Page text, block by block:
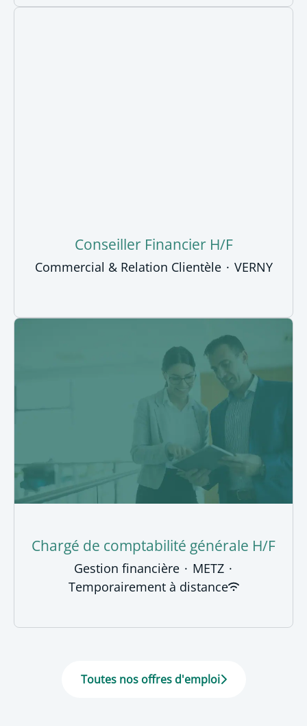
Conseiller Financier H/F
Commercial & Relation Clientèle · VERNY
Chargé de comptabilité générale H/F
Gestion financière · METZ ·
Temporairement à distance
Toutes nos offres d'emploi